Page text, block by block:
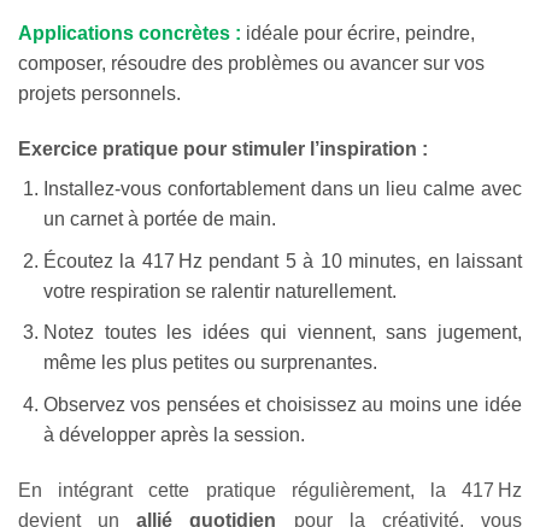
Applications concrètes : idéale pour écrire, peindre,
composer, résoudre des problèmes ou avancer sur vos
projets personnels.
Exercice pratique pour stimuler l’inspiration :
Installez-vous confortablement dans un lieu calme avec
un carnet à portée de main.
Écoutez la 417 Hz pendant 5 à 10 minutes, en laissant
votre respiration se ralentir naturellement.
Notez toutes les idées qui viennent, sans jugement,
même les plus petites ou surprenantes.
Observez vos pensées et choisissez au moins une idée
à développer après la session.
En intégrant cette pratique régulièrement, la 417 Hz
devient unallié quotidien pour la créativité, vous